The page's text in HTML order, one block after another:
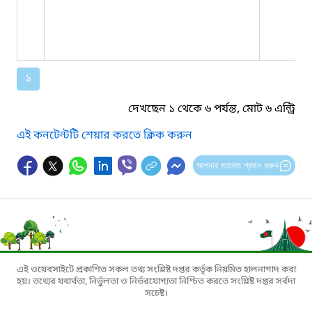
১
দেখছেন ১ থেকে ৬ পর্যন্ত, মোট ৬ এন্ট্রি
এই কনটেন্টটি শেয়ার করতে ক্লিক করুন
আপনার মতামত প্রদান করুন
এই ওয়েবসাইটে প্রকাশিত সকল তথ্য সংশ্লিষ্ট দপ্তর কর্তৃক নিয়মিত হালনাগাদ করা
হয়। তথ্যের যথার্থতা, নির্ভুলতা ও নির্ভরযোগ্যতা নিশ্চিত করতে সংশ্লিষ্ট দপ্তর সর্বদা
সচেষ্ট।